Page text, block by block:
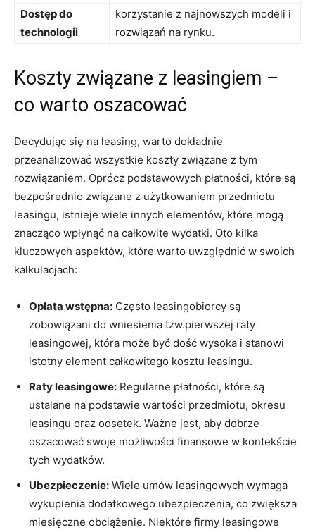
Dostęp do
technologii
korzystanie z najnowszych modeli i
rozwiązań na rynku.
Koszty związane z leasingiem –
co warto oszacować
Decydując się na leasing, warto dokładnie
przeanalizować wszystkie koszty związane z tym
rozwiązaniem. Oprócz podstawowych płatności, które są
bezpośrednio związane z użytkowaniem przedmiotu
leasingu, istnieje wiele innych elementów, które mogą
znacząco wpłynąć na całkowite wydatki. Oto kilka
kluczowych aspektów, które warto uwzględnić w swoich
kalkulacjach:
Opłata wstępna: Często leasingobiorcy są
zobowiązani do wniesienia tzw.pierwszej raty
leasingowej, która może być dość wysoka i stanowi
istotny element całkowitego kosztu leasingu.
Raty leasingowe: Regularne płatności, które są
ustalane na podstawie wartości przedmiotu, okresu
leasingu oraz odsetek. Ważne jest, aby dobrze
oszacować swoje możliwości finansowe w kontekście
tych wydatków.
Ubezpieczenie: Wiele umów leasingowych wymaga
wykupienia dodatkowego ubezpieczenia, co zwiększa
miesięczne obciążenie. Niektóre firmy leasingowe